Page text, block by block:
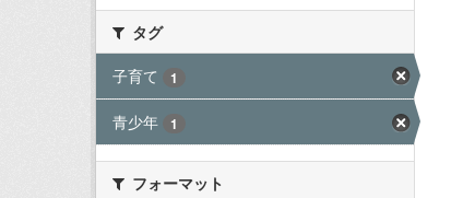
タグ
子育て
1
青少年 1
フォーマット